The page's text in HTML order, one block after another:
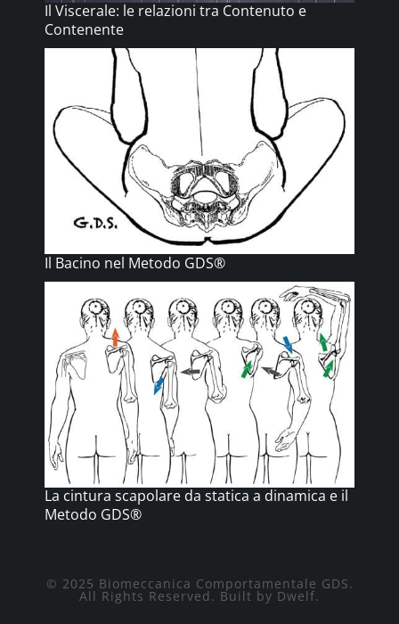
Il Viscerale: le relazioni tra Contenuto e
Contenente
Il Bacino nel Metodo GDS®
La cintura scapolare da statica a dinamica e il
Metodo GDS®
© 2025 Biomeccanica Comportamentale GDS.
All Rights Reserved. Built by Dwelf.